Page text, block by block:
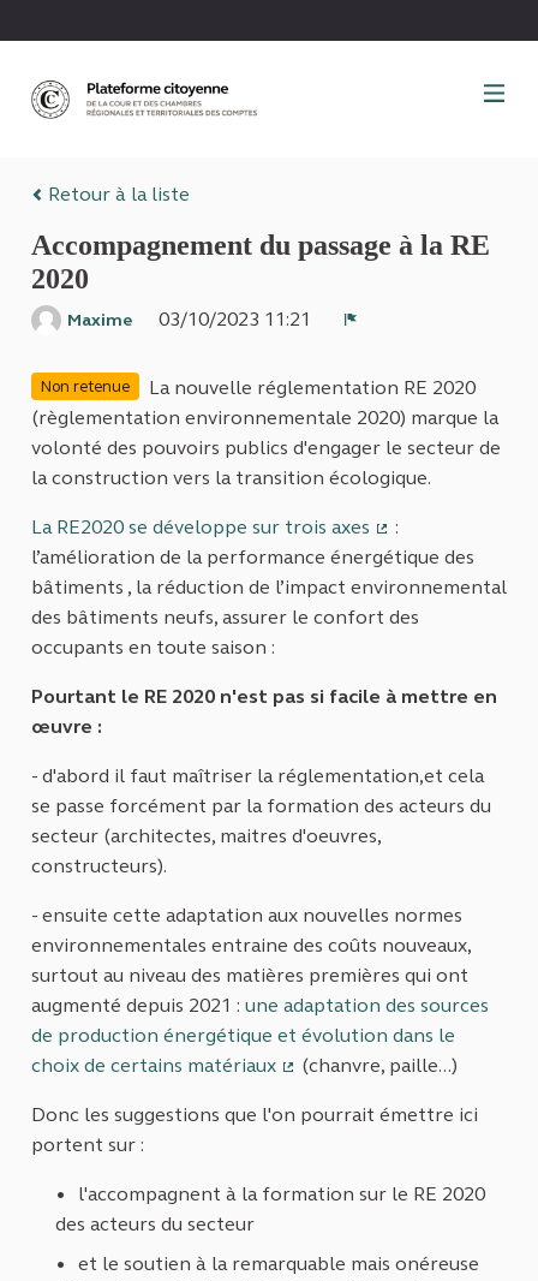
Retour à la liste
Accompagnement du passage à la RE
2020
Maxime
03/10/2023 11:21
Non retenue
La nouvelle réglementation RE 2020
(règlementation environnementale 2020) marque la
volonté des pouvoirs publics d'engager le secteur de
la construction vers la transition écologique.
La RE2020 se développe sur trois axes
(Lien externe)
:
l’amélioration de la performance énergétique des
bâtiments , la réduction de l’impact environnemental
des bâtiments neufs, assurer le confort des
occupants en toute saison :
Pourtant le RE 2020 n'est pas si facile à mettre en
œuvre :
- d'abord il faut maîtriser la réglementation,et cela
se passe forcément par la formation des acteurs du
secteur (architectes, maitres d'oeuvres,
constructeurs).
- ensuite cette adaptation aux nouvelles normes
environnementales entraine des coûts nouveaux,
surtout au niveau des matières premières qui ont
augmenté depuis 2021 : une adaptation des sources
de production énergétique et évolution dans le
choix de certains matériaux
(chanvre, paille...)
Donc les suggestions que l'on pourrait émettre ici
portent sur :
l'accompagnent à la formation sur le RE 2020
des acteurs du secteur
et le soutien à la remarquable mais onéreuse